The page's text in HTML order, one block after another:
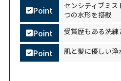
Point
センシティブミ
つの水形を搭載
Point 受賞歴もある洗
Point 肌と髪に優しい浄